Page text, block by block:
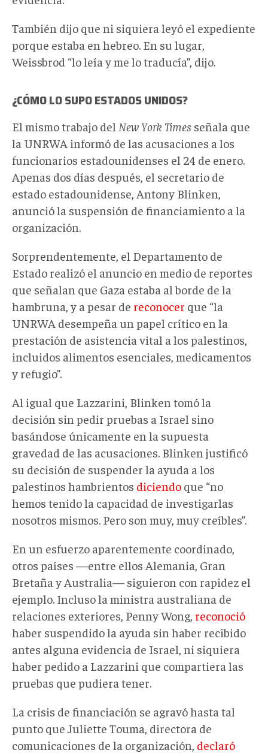
También dijo que ni siquiera leyó el expediente
porque estaba en hebreo. En su lugar,
Weissbrod “lo leía y me lo traducía”, dijo.
¿CÓMO LO SUPO ESTADOS UNIDOS?
El mismo trabajo del New York Times señala que
la UNRWA informó de las acusaciones a los
funcionarios estadounidenses el 24 de enero.
Apenas dos días después, el secretario de
estado estadounidense, Antony Blinken,
anunció la suspensión de financiamiento a la
organización.
Sorprendentemente, el Departamento de
Estado realizó el anuncio en medio de reportes
que señalan que Gaza estaba al borde de la
hambruna, y a pesar de reconocer que “la
UNRWA desempeña un papel crítico en la
prestación de asistencia vital a los palestinos,
incluidos alimentos esenciales, medicamentos
y refugio”.
Al igual que Lazzarini, Blinken tomó la
decisión sin pedir pruebas a Israel sino
basándose únicamente en la supuesta
gravedad de las acusaciones. Blinken justificó
su decisión de suspender la ayuda a los
palestinos hambrientos diciendo que “no
hemos tenido la capacidad de investigarlas
nosotros mismos. Pero son muy, muy creíbles”.
En un esfuerzo aparentemente coordinado,
otros países —entre ellos Alemania, Gran
Bretaña y Australia— siguieron con rapidez el
ejemplo. Incluso la ministra australiana de
relaciones exteriores, Penny Wong, reconoció
haber suspendido la ayuda sin haber recibido
antes alguna evidencia de Israel, ni siquiera
haber pedido a Lazzarini que compartiera las
pruebas que pudiera tener.
La crisis de financiación se agravó hasta tal
punto que Juliette Touma, directora de
comunicaciones de la organización, declaró